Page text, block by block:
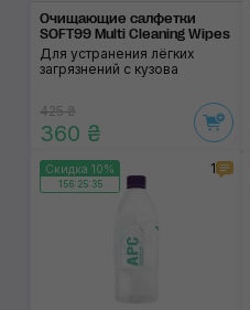
Очищающие салфетки
SOFT99 Multi Cleaning Wipes
Для устранения лёгких
загрязнений с кузова
425 ₴
360 ₴
Скидка 10%
156:25:35
1